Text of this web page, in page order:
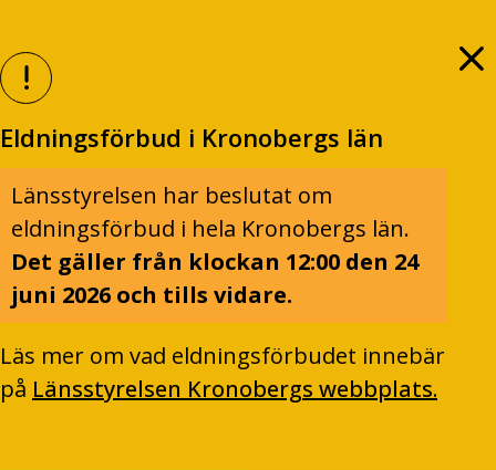
Eldningsförbud i Kronobergs län
Länsstyrelsen har beslutat om
eldningsförbud i hela Kronobergs län.
Det gäller från klockan 12:00 den 24
juni 2026 och tills vidare.
Läs mer om vad eldningsförbudet innebär
på Länsstyrelsen Kronobergs webbplats.